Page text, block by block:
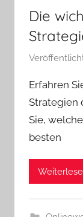
Die
Erfahren
Strategien
Sie,
besten